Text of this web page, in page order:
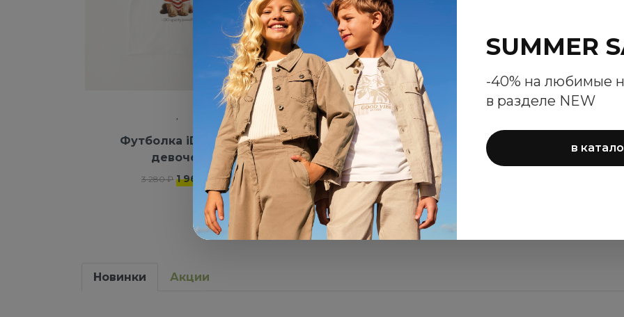
Футболка iDO для
девочек
3 280 ₽ 1 968 ₽
Тренч Sarabanda для
девочек
15 040 ₽ 9 024 ₽
Комплект Sarabanda
Новинки Акции
SUMMER
-40% на любимые
в разделе NEW
в